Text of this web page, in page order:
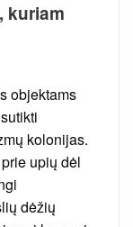
kuriam
objektams
kolonijas.
upių dėl
dėžių